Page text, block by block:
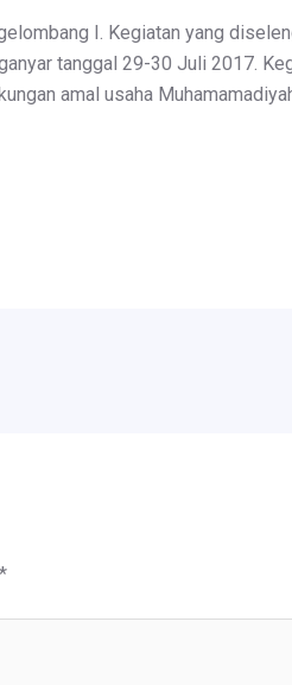
I. Kegiatan yang
tanggal 29-30 Juli 2017.
amal usaha
*